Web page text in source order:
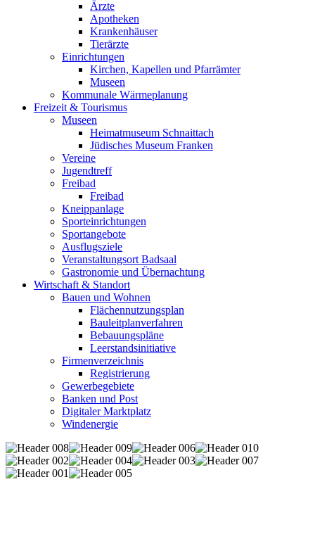
Ärzte
Apotheken
Krankenhäuser
Tierärzte
Einrichtungen
Kirchen, Kapellen und Pfarrämter
Museen
Kommunale Wärmeplanung
Freizeit & Tourismus
Museen
Heimatmuseum Schnaittach
Jüdisches Museum Franken
Vereine
Jugendtreff
Freibad
Freibad
Kneippanlage
Sporteinrichtungen
Sportangebote
Ausflugsziele
Veranstaltungsort Badsaal
Gastronomie und Übernachtung
Wirtschaft & Standort
Bauen und Wohnen
Flächennutzungsplan
Bauleitplanverfahren
Bebauungspläne
Leerstandsinitiative
Firmenverzeichnis
Registrierung
Gewerbegebiete
Banken und Post
Digitaler Marktplatz
Windenergie